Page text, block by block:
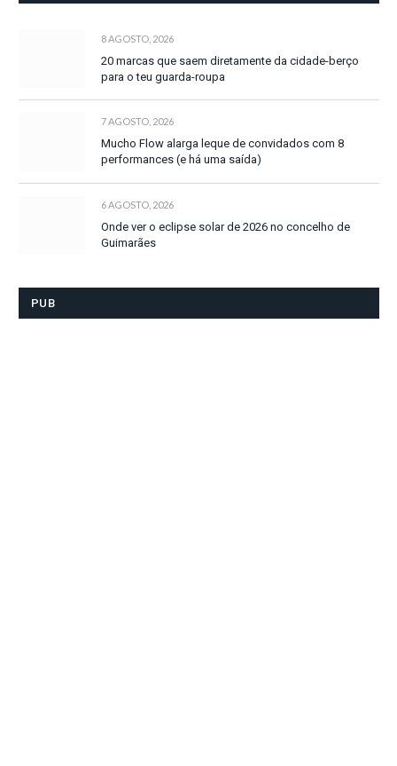
8 AGOSTO, 2026
20 marcas que saem diretamente da cidade-berço
para o teu guarda-roupa
7 AGOSTO, 2026
Mucho Flow alarga leque de convidados com 8
performances (e há uma saída)
6 AGOSTO, 2026
Onde ver o eclipse solar de 2026 no concelho de
Guimarães
PUB